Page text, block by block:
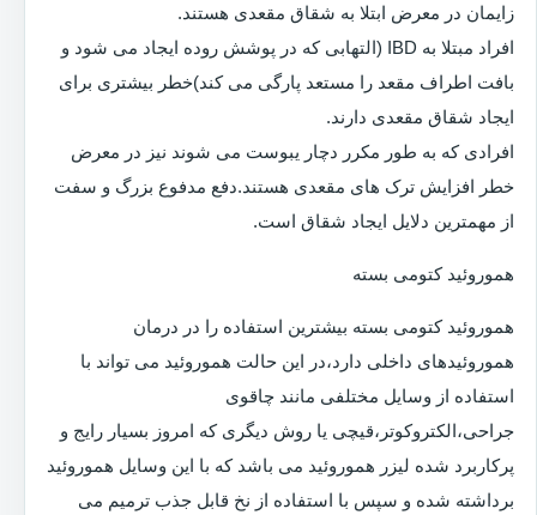
زایمان در معرض ابتلا به شقاق مقعدی هستند.
افراد مبتلا به IBD (التهابی که در پوشش روده ایجاد می شود و
بافت اطراف مقعد را مستعد پارگی می کند)خطر بیشتری برای
ایجاد شقاق مقعدی دارند.
افرادی که به طور مکرر دچار یبوست می شوند نیز در معرض
خطر افزایش ترک های مقعدی هستند.دفع مدفوع بزرگ و سفت
از مهمترین دلایل ایجاد شقاق است.
هموروئید کتومی بسته
هموروئید کتومی بسته بیشترین استفاده را در درمان
هموروئیدهای داخلی دارد،در این حالت هموروئید می تواند با
استفاده از وسایل مختلفی مانند چاقوی
جراحی،الکتروکوتر،قیچی یا روش دیگری که امروز بسیار رایج و
پرکاربرد شده لیزر هموروئید می باشد که با این وسایل هموروئید
برداشته شده و سپس با استفاده از نخ قابل جذب ترمیم می